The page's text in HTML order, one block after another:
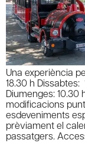
Una experiència
18.30 h Dissabtes:
Diumenges: 10.30
modificacions
esdeveniments
prèviament el
passatgers.